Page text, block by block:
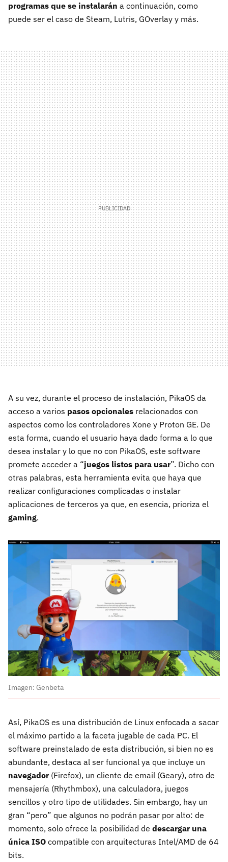
programas que se instalarán a continuación, como
puede ser el caso de Steam, Lutris, GOverlay y más.
A su vez, durante el proceso de instalación, PikaOS da
acceso a varios pasos opcionales relacionados con
aspectos como los controladores Xone y Proton GE. De
esta forma, cuando el usuario haya dado forma a lo que
desea instalar y lo que no con PikaOS, este software
promete acceder a “juegos listos para usar”. Dicho con
otras palabras, esta herramienta evita que haya que
realizar configuraciones complicadas o instalar
aplicaciones de terceros ya que, en esencia, prioriza el
gaming.
Imagen: Genbeta
Así, PikaOS es una distribución de Linux enfocada a sacar
el máximo partido a la faceta jugable de cada PC. El
software preinstalado de esta distribución, si bien no es
abundante, destaca al ser funcional ya que incluye un
navegador(Firefox), un cliente de email (Geary), otro de
mensajería (Rhythmbox), una calculadora, juegos
sencillos y otro tipo de utilidades. Sin embargo, hay un
gran “pero” que algunos no podrán pasar por alto: de
momento, solo ofrece la posibilidad de descargar una
única ISO compatible con arquitecturas Intel/AMD de 64
bits.